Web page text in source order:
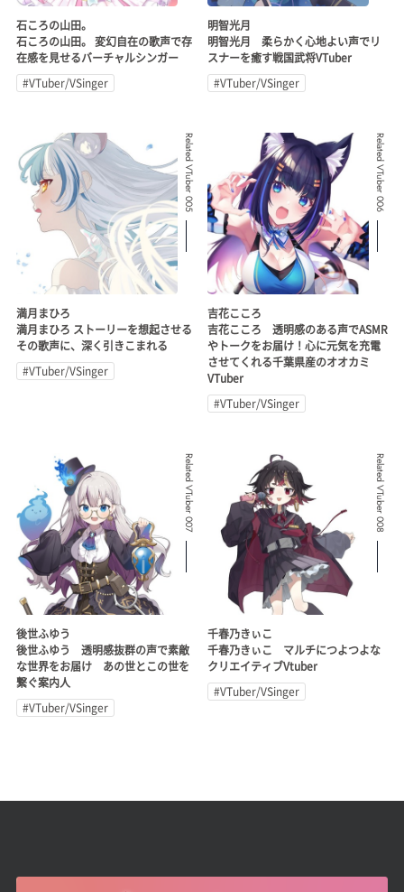
石ころの山田。
石ころの山田。 変幻自在の歌声で存
在感を見せるバーチャルシンガー
#VTuber/VSinger
明智光月
明智光月 柔らかく心地よい声でリ
スナーを癒す戦国武将VTuber
#VTuber/VSinger
Related VTuber 005
満月まひろ
満月まひろ ストーリーを想起させる
その歌声に、深く引きこまれる
#VTuber/VSinger
Related VTuber 006
吉花こころ
吉花こころ 透明感のある声でASMR
やトークをお届け！心に元気を充電
させてくれる千葉県産のオオカミ
VTuber
#VTuber/VSinger
Related VTuber 007
後世ふゆう
後世ふゆう 透明感抜群の声で素敵
な世界をお届け あの世とこの世を
繋ぐ案内人
#VTuber/VSinger
Related VTuber 008
千春乃きぃこ
千春乃きぃこ マルチにつよつよな
クリエイティブVtuber
#VTuber/VSinger